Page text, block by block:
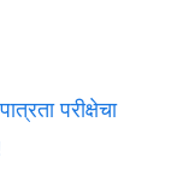
परीक्षेचा